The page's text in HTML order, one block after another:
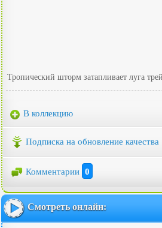
Тропический шторм затапливает луга
В коллекцию
Подписка на обновление качества
Комментарии 0
Смотреть онлайн: